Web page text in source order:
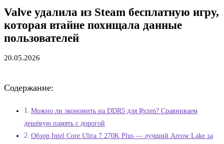
Valve удалила из Steam бесплатную игру,
которая втайне похищала данные
пользователей
20.05.2026
Содержание:
Можно ли экономить на DDR5 для Ryzen? Сравниваем
дешёвую память с дорогой
Обзор Intel Core Ultra 7 270K Plus — лучший Arrow Lake за